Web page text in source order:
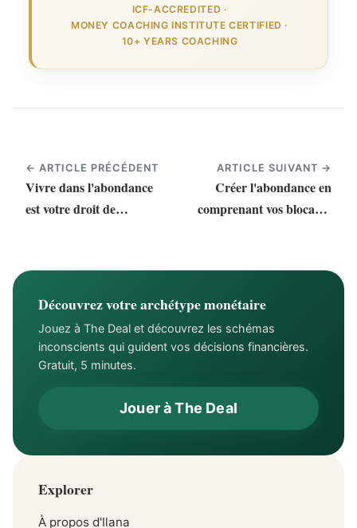
ICF-ACCREDITED ·
MONEY COACHING INSTITUTE CERTIFIED ·
10+ YEARS COACHING
← ARTICLE PRÉCÉDENT
Vivre dans l'abondance
est votre droit de
ARTICLE SUIVANT →
Créer l'abondance en
comprenant vos blocages
Découvrez votre archétype monétaire
Jouez à The Deal et découvrez les schémas
inconscients qui guident vos décisions financières.
Gratuit, 5 minutes.
Jouer à The Deal
Explorer
À propos d'Ilana